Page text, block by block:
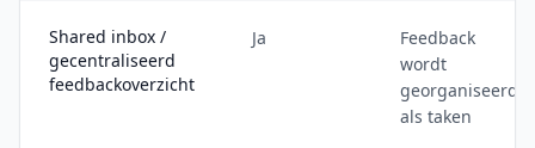
Shared inbox /
gecentraliseerd
feedbackoverzicht
Ja
Feedback
wordt
georganiseerd
als taken